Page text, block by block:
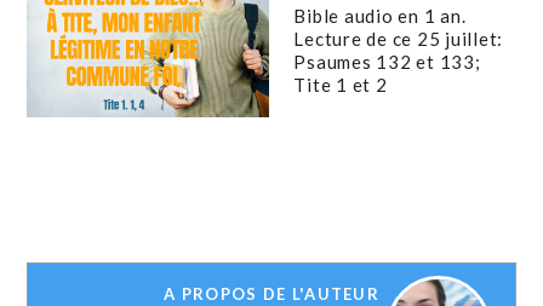
Bible audio en 1 an.
Lecture de ce 25 juillet:
Psaumes 132 et 133;
Tite 1 et 2
A PROPOS DE L'AUTEUR